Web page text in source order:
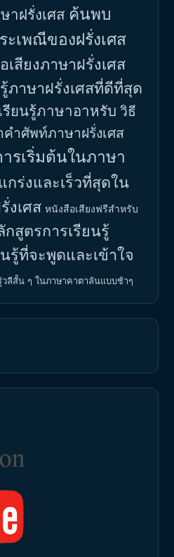
าฝรั่งเศส ค้นพบ
เพณีของฝรั่งเศส
สียงภาษาฝรั่งเศส
ภาษาฝรั่งเศสที่ดีที่สุด
รียนรู้ภาษาอาหรับ วิธี
คำศัพท์ภาษาฝรั่งเศส
รเริ่มต้นในภาษา
กร่งและเร็วที่สุดใน
งเศส หนังสือเสียงฟรีสำหรับ
กสูตรการเรียนรู้
นรู้ที่จะพูดและเข้าใจ
วลีสั้น ๆ ในภาษาคาตาลันแบบช้าๆ